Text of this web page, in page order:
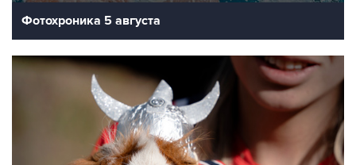
Фотохроника 5 августа